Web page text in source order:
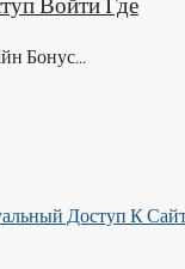
Бонус...
Доступ К